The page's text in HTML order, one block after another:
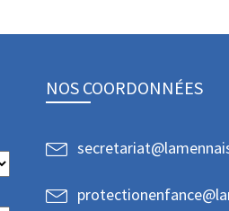
NOS COORDONNÉES